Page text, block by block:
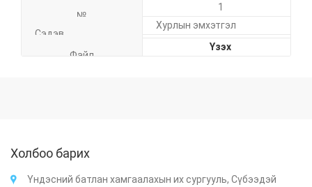
1
Хурлын эмхэтгэл
Үзэх
Холбоо барих
Үндэсний батлан хамгаалахын их сургууль, Сүбээдэй